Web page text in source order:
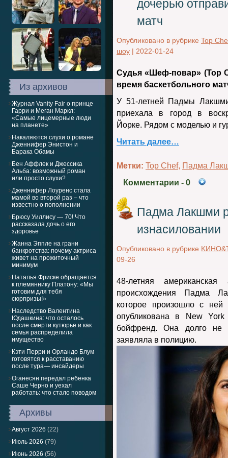
Из архивов
Журнал Vanity Fair о принце
Гарри и Меган Маркл:
«Самые лицемерные люди
на планете»
Накаляются слухи о романе
Дженнифер Энистон и
Барака Обамы
Бен Аффлек и Джессика
Альба: возможный роман
или просто слухи?
Дженнифер Лоуренс стала
мамой во второй раз – что
известно о пополнении
Брюсу Уиллису — 70! Что
рассказала дочь о его
здоровье
Жанна Эппле на грани
банкротства: почему актриса
живет на прожиточный
минимум
Наталья Фриске обращается
к племяннику Платону: «Мы
готовим для тебя
сюрпризы!»
Наследство Валентина
Юдашкина: что осталось
после смерти кутюрье и как
семья распределила
имущество
Кэти Перри и Орландо Блум
готовятся к расставанию
после тура— инсайдеры
Оганесян передал ребенка
Саше Черно и уехал
работать: что стало поводом
Архивы
Август 2026 (22)
Июль 2026 (79)
Июнь 2026 (56)
дочерью
матч
Опубликовано в рубрике Top
шоу | 2022-01-24
Судья «Шеф-повар» (Top
время баскетбольного
У 51-летней Падмы
приехала в город в
Йорке. Рядом с моделью и
Читать далее…
Метки: Top Chef, Падма
Комментарии - 0
Падма Лакшми
изнасиловании
Опубликовано в рубрике
09-26
48-летняя
происхождения Падма
которое произошло с
опубликована в New York
бойфренд. Она долго не
заявляла в полицию.